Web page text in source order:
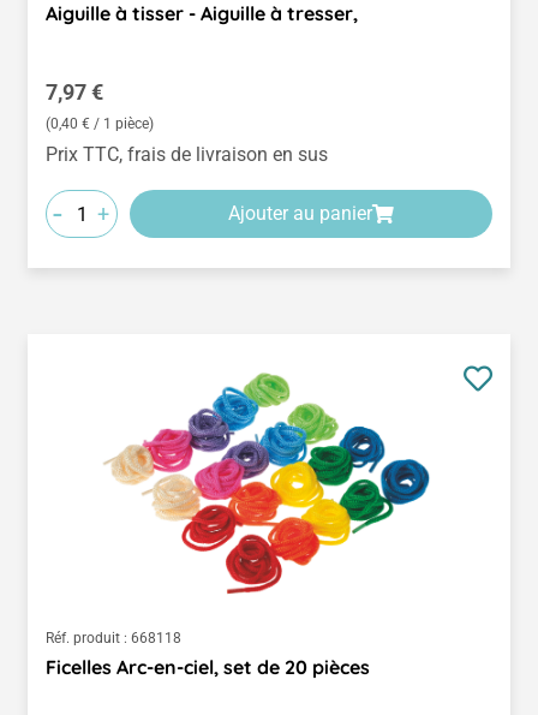
Aiguille à tisser - Aiguille à tresser,
Prix régulier :
7,97 €
(0,40 € / 1 pièce)
Prix TTC, frais de livraison en sus
- + Ajouter au panier
Réf. produit : 668118
Ficelles Arc-en-ciel, set de 20 pièces